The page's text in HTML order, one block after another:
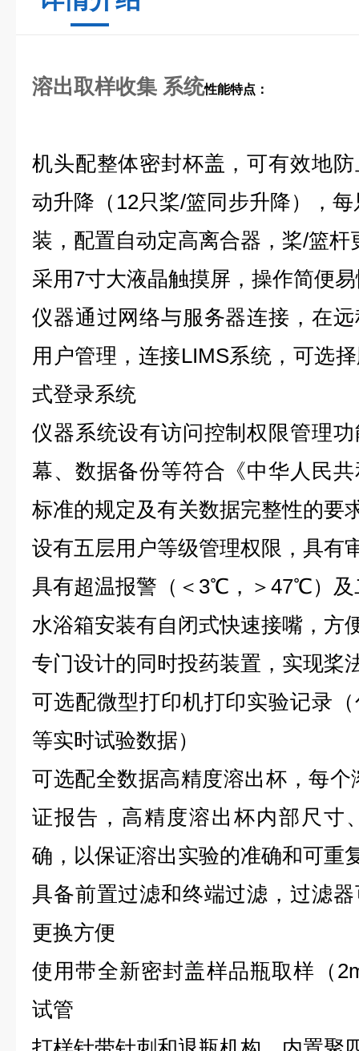
溶出取样收集 系统性能特点：
机头配整体密封杯盖，可有效地
动升降（12只桨/篮同步升降），
装，配置自动定高离合器，桨/篮杆
采用7寸大液晶触摸屏，操作简便
仪器通过网络与服务器连接，在
用户管理，连接LIMS系统，可选
式登录系统
仪器系统设有访问控制权限管理
幕、数据备份等符合《中华人民
标准的规定及有关数据完整性的要
设有五层用户等级管理权限，具有
具有超温报警（ ＜3℃， ＞47℃）
水浴箱安装有自闭式快速接嘴，方
专门设计的同时投药装置，实现桨
可选配微型打印机打印实验记录
等实时试验数据）
可选配全数据高精度溶出杯，每
证报告，高精度溶出杯内部尺寸
确，以保证溶出实验的准确和可重
具备前置过滤和终端过滤，过滤
更换方便
使用带全新密封盖样品瓶取样（
试管